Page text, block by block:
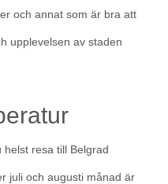
och annat som är bra att
upplevelsen av staden
resa till Belgrad
juli och augusti månad är